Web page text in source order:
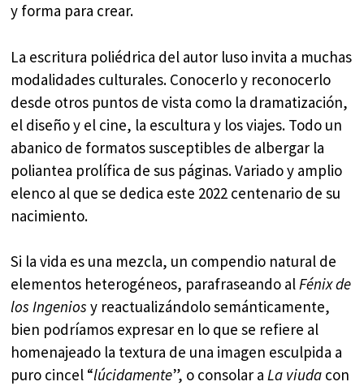
y forma para crear.
La escritura poliédrica del autor luso invita a muchas
modalidades culturales. Conocerlo y reconocerlo
desde otros puntos de vista como la dramatización,
el diseño y el cine, la escultura y los viajes. Todo un
abanico de formatos susceptibles de albergar la
poliantea prolífica de sus páginas. Variado y amplio
elenco al que se dedica este 2022 centenario de su
nacimiento.
Si la vida es una mezcla, un compendio natural de
elementos heterogéneos, parafraseando alFénix de
los Ingenios y reactualizándolo semánticamente,
bien podríamos expresar en lo que se refiere al
homenajeado la textura de una imagen esculpida a
puro cincel “lúcidamente”, o consolar aLa viuda con